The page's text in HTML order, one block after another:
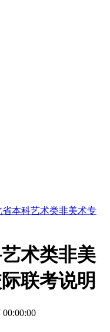
省本科艺术类非美术专
术类非美
联考说明